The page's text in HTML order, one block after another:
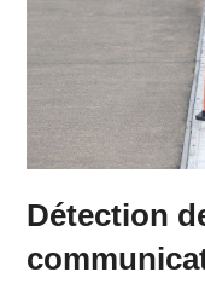
Détection